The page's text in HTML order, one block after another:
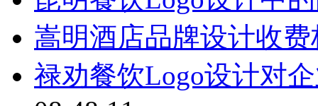
嵩明酒店品牌设计收
禄劝餐饮Logo设计对